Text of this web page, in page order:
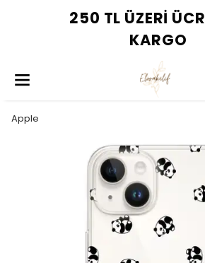
250 TL ÜZERI
KARGO
Apple